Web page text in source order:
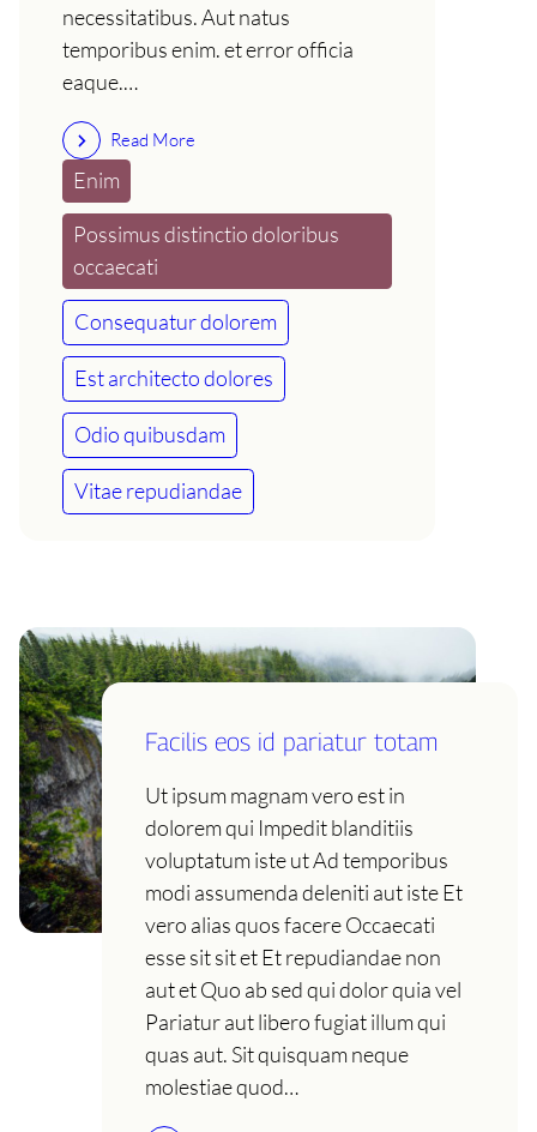
necessitatibus. Aut natus
temporibus enim. et error officia
eaque.…
Read More
Enim
Possimus distinctio doloribus
occaecati
Consequatur dolorem
Est architecto dolores
Odio quibusdam
Vitae repudiandae
Facilis eos id pariatur totam
Ut ipsum magnam vero est in
dolorem qui Impedit blanditiis
voluptatum iste ut Ad temporibus
modi assumenda deleniti aut iste Et
vero alias quos facere Occaecati
esse sit sit et Et repudiandae non
aut et Quo ab sed qui dolor quia vel
Pariatur aut libero fugiat illum qui
quas aut. Sit quisquam neque
molestiae quod…